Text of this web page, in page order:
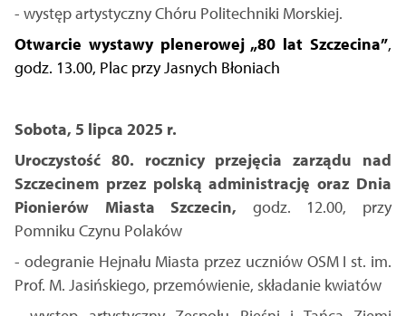
- występ artystyczny Chóru Politechniki Morskiej.
Otwarcie wystawy plenerowej „80 lat Szczecina”,
godz. 13.00, Plac przy Jasnych Błoniach
Sobota, 5 lipca 2025 r.
Uroczystość 80. rocznicy przejęcia zarządu nad
Szczecinem przez polską administrację oraz Dnia
Pionierów Miasta Szczecin, godz. 12.00, przy
Pomniku Czynu Polaków
- odegranie Hejnału Miasta przez uczniów OSM I st. im.
Prof. M. Jasińskiego, przemówienie, składanie kwiatów